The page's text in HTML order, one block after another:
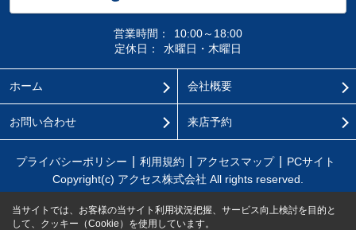
営業時間：
10:00～18:00
定休日：
水曜日・木曜日
ホーム 会社概要
お問い合わせ 来店予約
プライバシーポリシー 利用規約 アクセスマップ
PCサイト
Copyright(c) アクセス株式会社 All rights reserved.
当サイトでは、お客様の当サイト利用状況把握、サービス向上検討を目的と
して、クッキー（Cookie）を使用しています。